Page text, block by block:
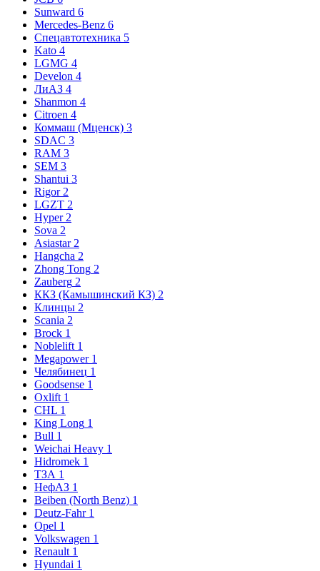
Sunward 6
Mercedes-Benz 6
Спецавтотехника 5
Kato 4
LGMG 4
Develon 4
ЛиАЗ 4
Shanmon 4
Citroen 4
Коммаш (Мценск) 3
SDAC 3
RAM 3
SEM 3
Shantui 3
Rigor 2
LGZT 2
Hyper 2
Sova 2
Asiastar 2
Hangcha 2
Zhong Tong 2
Zauberg 2
ККЗ (Камышинский КЗ) 2
Клинцы 2
Scania 2
Brock 1
Noblelift 1
Megapower 1
Челябинец 1
Goodsense 1
Oxlift 1
CHL 1
King Long 1
Bull 1
Weichai Heavy 1
Hidromek 1
ТЗА 1
НефАЗ 1
Beiben (North Benz) 1
Deutz-Fahr 1
Opel 1
Volkswagen 1
Renault 1
Hyundai 1